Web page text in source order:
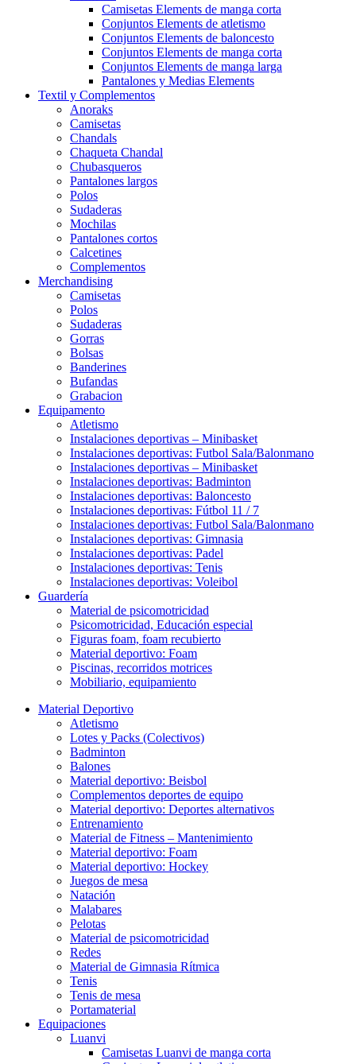
Camisetas Elements de manga corta
Conjuntos Elements de atletismo
Conjuntos Elements de baloncesto
Conjuntos Elements de manga corta
Conjuntos Elements de manga larga
Pantalones y Medias Elements
Textil y Complementos
Anoraks
Camisetas
Chandals
Chaqueta Chandal
Chubasqueros
Pantalones largos
Polos
Sudaderas
Mochilas
Pantalones cortos
Calcetines
Complementos
Merchandising
Camisetas
Polos
Sudaderas
Gorras
Bolsas
Banderines
Bufandas
Grabacion
Equipamento
Atletismo
Instalaciones deportivas – Minibasket
Instalaciones deportivas: Futbol Sala/Balonmano
Instalaciones deportivas – Minibasket
Instalaciones deportivas: Badminton
Instalaciones deportivas: Baloncesto
Instalaciones deportivas: Fútbol 11 / 7
Instalaciones deportivas: Futbol Sala/Balonmano
Instalaciones deportivas: Gimnasia
Instalaciones deportivas: Padel
Instalaciones deportivas: Tenis
Instalaciones deportivas: Voleibol
Guardería
Material de psicomotricidad
Psicomotricidad, Educación especial
Figuras foam, foam recubierto
Material deportivo: Foam
Piscinas, recorridos motrices
Mobiliario, equipamiento
Material Deportivo
Atletismo
Lotes y Packs (Colectivos)
Badminton
Balones
Material deportivo: Beisbol
Complementos deportes de equipo
Material deportivo: Deportes alternativos
Entrenamiento
Material de Fitness – Mantenimiento
Material deportivo: Foam
Material deportivo: Hockey
Juegos de mesa
Natación
Malabares
Pelotas
Material de psicomotricidad
Redes
Material de Gimnasia Rítmica
Tenis
Tenis de mesa
Portamaterial
Equipaciones
Luanvi
Camisetas Luanvi de manga corta